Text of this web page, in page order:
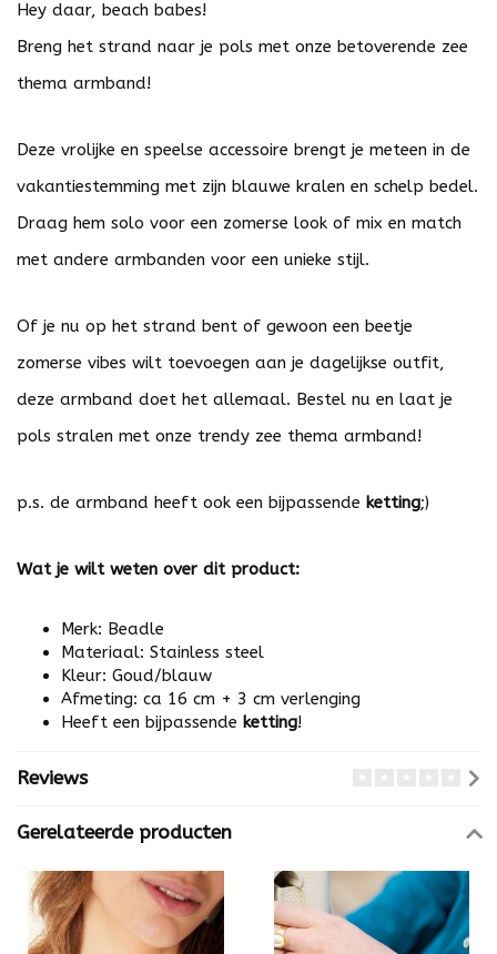
Hey daar, beach babes!
Breng het strand naar je pols met onze betoverende zee
thema armband!
Deze vrolijke en speelse accessoire brengt je meteen in de
vakantiestemming met zijn blauwe kralen en schelp bedel.
Draag hem solo voor een zomerse look of mix en match
met andere armbanden voor een unieke stijl.
Of je nu op het strand bent of gewoon een beetje
zomerse vibes wilt toevoegen aan je dagelijkse outfit,
deze armband doet het allemaal. Bestel nu en laat je
pols stralen met onze trendy zee thema armband!
p.s. de armband heeft ook een bijpassende ketting;)
Wat je wilt weten over dit product:
Merk: Beadle
Materiaal: Stainless steel
Kleur: Goud/blauw
Afmeting: ca 16 cm + 3 cm verlenging
Heeft een bijpassende ketting!
Reviews
Gerelateerde producten